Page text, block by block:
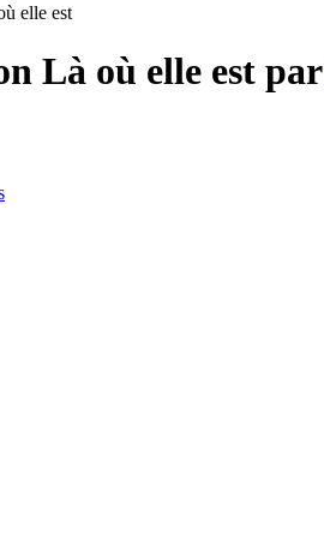
elle est
Là où elle est par